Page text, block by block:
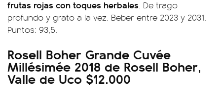
frutas rojas con toques herbales. De trago
profundo y grato a la vez. Beber entre 2023 y 2031.
Puntos: 93,5.
Rosell Boher Grande Cuvée
Millésimée 2018 de Rosell Boher,
Valle de Uco $12.000